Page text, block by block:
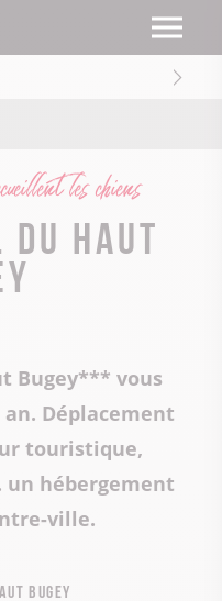
les chiens
Haut
Bugey*** vous
Déplacement
touristique,
hébergement
ville.
Bugey